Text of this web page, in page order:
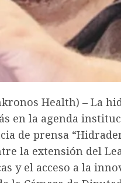
Health) – La
en la agenda
de prensa
la extensión del
y el acceso a la